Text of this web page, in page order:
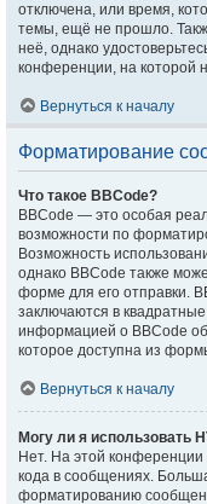
отключена, или время,
темы, ещё не прошло.
неё, однако
конференции, на которой
Вернуться к началу
Форматирование
Что такое BBCode?
BBCode — это особая
возможности по
Возможность
однако BBCode также
форме для его отправки.
заключаются в
информацией о BBCode
которое доступна из
Вернуться к началу
Могу ли я использовать
Нет. На этой
кода в сообщениях.
форматированию